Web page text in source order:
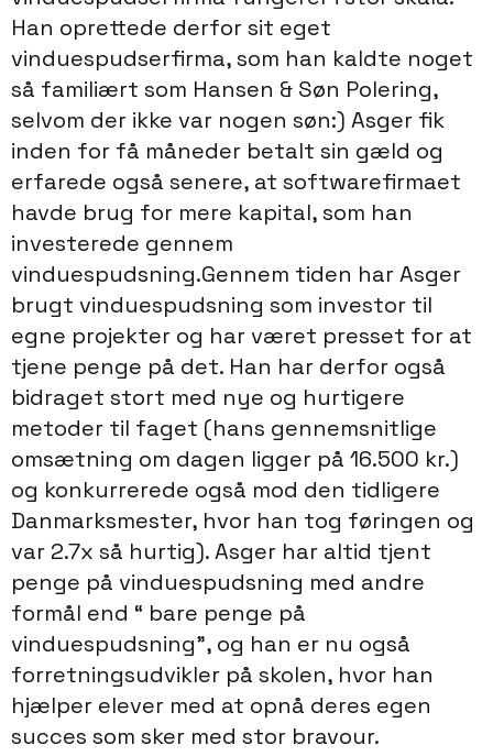
Han oprettede derfor sit eget
vinduespudserfirma, som han kaldte noget
så familiært som Hansen & Søn Polering,
selvom der ikke var nogen søn:) Asger fik
inden for få måneder betalt sin gæld og
erfarede også senere, at softwarefirmaet
havde brug for mere kapital, som han
investerede gennem
vinduespudsning.Gennem tiden har Asger
brugt vinduespudsning som investor til
egne projekter og har været presset for at
tjene penge på det. Han har derfor også
bidraget stort med nye og hurtigere
metoder til faget (hans gennemsnitlige
omsætning om dagen ligger på 16.500 kr.)
og konkurrerede også mod den tidligere
Danmarksmester, hvor han tog føringen og
var 2.7x så hurtig). Asger har altid tjent
penge på vinduespudsning med andre
formål end “ bare penge på
vinduespudsning”, og han er nu også
forretningsudvikler på skolen, hvor han
hjælper elever med at opnå deres egen
succes som sker med stor bravour.